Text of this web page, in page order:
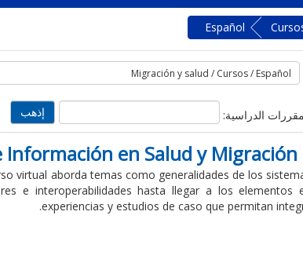
Español
الدراسية:
Información en Salud y
virtual aborda temas como generalidades de los
e interoperabilidades hasta llegar a los
experiencias y estudios de caso que permitan